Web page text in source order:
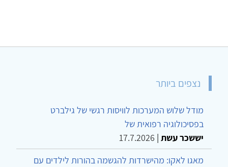
נצפים ביותר
מודל שלוש המערכות לוויסות רגשי של גילברט
בפסיכולוגיה רפואית של
יששכר עשת |
17.7.2026
מאגו לאקו: מהישרדות להגשמה בהורות לילדים עם